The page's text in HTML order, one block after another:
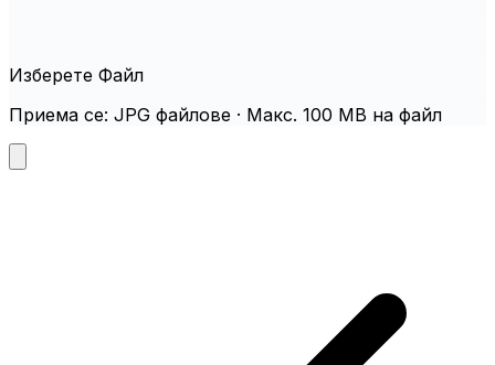
Изберете Файл
Приема се: JPG файлове · Макс. 100 MB на файл